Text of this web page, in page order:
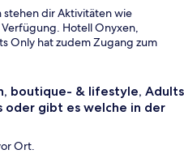
dir Aktivitäten wie
Hotell Onyxen,
Only hat zudem Zugang zum
boutique- & lifestyle, Adults
oder gibt es welche in der
Ort.